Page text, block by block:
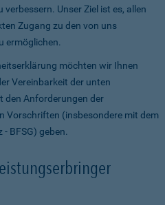
Unser Ziel ist es, allen
Zugang zu den von uns
ermöglichen.
möchten wir Ihnen
Vereinbarkeit der unten
den Anforderungen der
Vorschriften (insbesondere mit dem
BFSG) geben.